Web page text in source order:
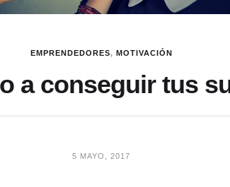
EMPRENDEDORES, MOTIVACIÓN
a conseguir tus
5 MAYO, 2017